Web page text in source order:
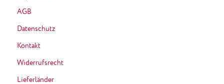
AGB
Datenschutz
Kontakt
Widerrufsrecht
Lieferländer